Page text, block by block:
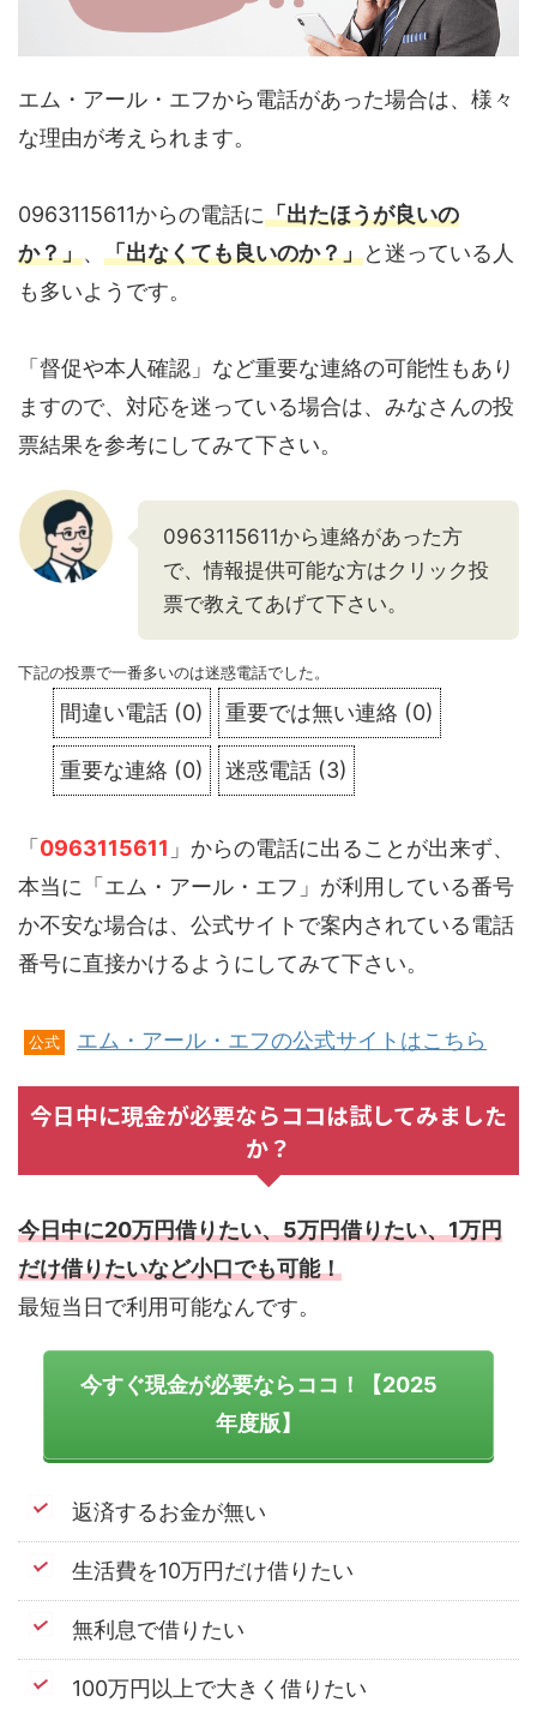
エム・アール・エフから電話があった場合は、様々
な理由が考えられます。
0963115611からの電話に「出たほうが良いの
か？」、 「出なくても良いのか？」と迷っている人
も多いようです。
「督促や本人確認」など重要な連絡の可能性もあり
ますので、対応を迷っている場合は、みなさんの投
票結果を参考にしてみて下さい。
0963115611から連絡があった方
で、情報提供可能な方はクリック投
票で教えてあげて下さい。
下記の投票で一番多いのは迷惑電話でした。
間違い電話 (0) 重要では無い連絡 (0)
重要な連絡 (0) 迷惑電話 (3)
「0963115611 」からの電話に出ることが出来ず、
本当に「エム・アール・エフ」が利用している番号
か不安な場合は、公式サイトで案内されている電話
番号に直接かけるようにしてみて下さい。
公式 エム・アール・エフの公式サイトはこちら
今日中に現金が必要ならココは試してみました
か？
今日中に20万円借りたい、5万円借りたい、1万円
だけ借りたいなど小口でも可能！
最短当日で利用可能なんです。
今すぐ現金が必要ならココ！【2025
年度版】
返済するお金が無い
生活費を10万円だけ借りたい
無利息で借りたい
100万円以上で大きく借りたい